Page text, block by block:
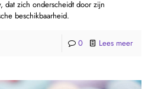
dat zich onderscheidt door zijn
beschikbaarheid.
0 Lees meer